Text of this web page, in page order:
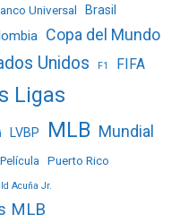
Universal Brasil
Copa del Mundo
Unidos F1 FIFA
Ligas
LVBP MLB Mundial
Película Puerto Rico
Acuña Jr.
MLB